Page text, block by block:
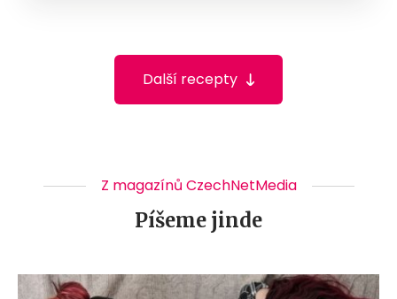
Další recepty
Z magazínů CzechNetMedia
Píšeme jinde